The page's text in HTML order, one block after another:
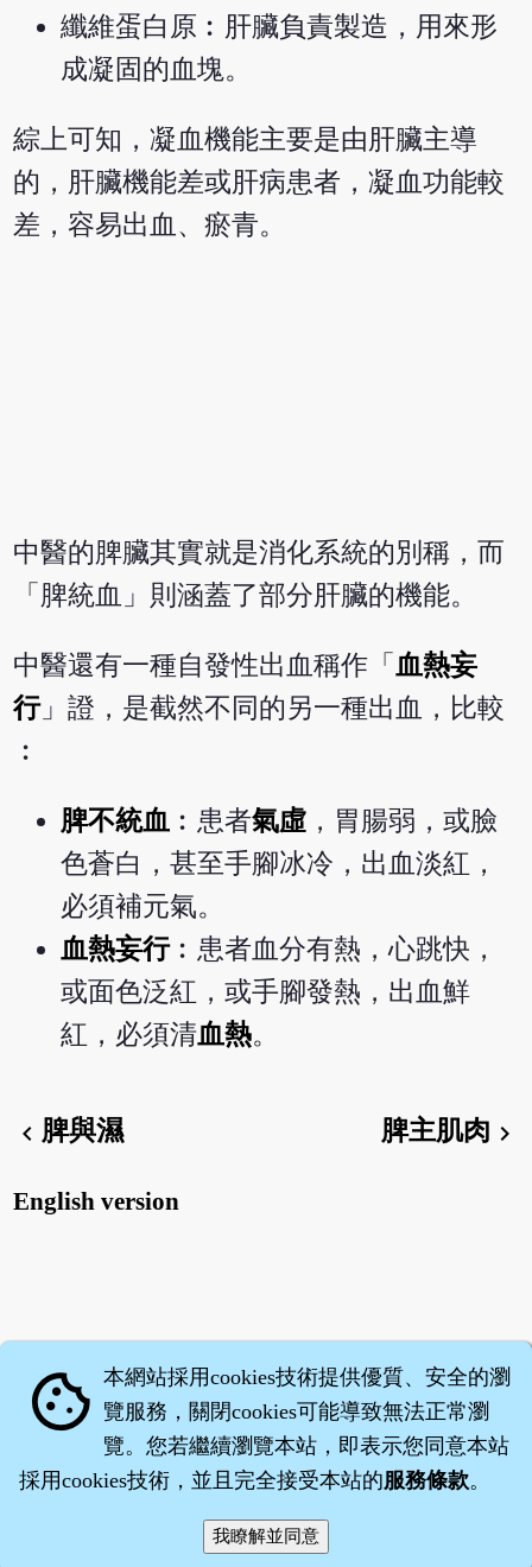
纖維蛋白原︰肝臟負責製造，用來形
成凝固的血塊。
綜上可知，凝血機能主要是由肝臟主導
的，肝臟機能差或肝病患者，凝血功能較
差，容易出血、瘀青。
中醫的脾臟其實就是消化系統的別稱，而
「脾統血」則涵蓋了部分肝臟的機能。
中醫還有一種自發性出血稱作「 血熱妄
行」證，是截然不同的另一種出血，比較
︰
脾不統血 ︰患者氣虛 ，胃腸弱，或臉
色蒼白，甚至手腳冰冷，出血淡紅，
必須補元氣。
血熱妄行︰患者血分有熱，心跳快，
或面色泛紅，或手腳發熱，出血鮮
紅，必須清血熱。
chevron_left脾與濕 脾主肌肉 chevron_right
English version
‧沈藥子©2008～2026
cookie 本網站採用cookies技術提供優質、安全的瀏
覽服務，關閉cookies可能導致無法正常瀏
覽。您若繼續瀏覽本站，即表示您同意本站
採用cookies技術，並且完全接受本站的服務條款。